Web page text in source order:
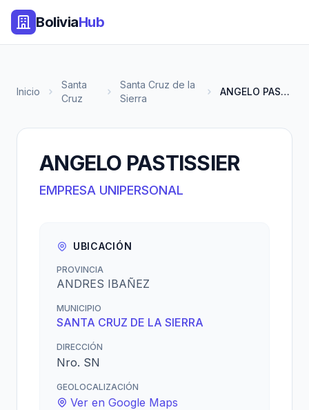
BoliviaHub
Inicio
Santa
Cruz
Santa Cruz de la
Sierra
ANGELO PASTISSIER
ANGELO PASTISSIER
EMPRESA UNIPERSONAL
UBICACIÓN
PROVINCIA
ANDRES IBAÑEZ
MUNICIPIO
SANTA CRUZ DE LA SIERRA
DIRECCIÓN
Nro. SN
GEOLOCALIZACIÓN
Ver en Google Maps